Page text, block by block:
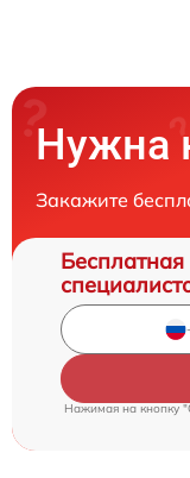
Нужна
Закажите
Нажимая на кнопку